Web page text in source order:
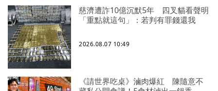
慈濟遭詐10億沉默5年 四叉貓看聲明
「重點就這句」：若判有罪錢還我
2026.08.07 10:49
《請世界吃桌》滷肉爆紅 陳隨意不